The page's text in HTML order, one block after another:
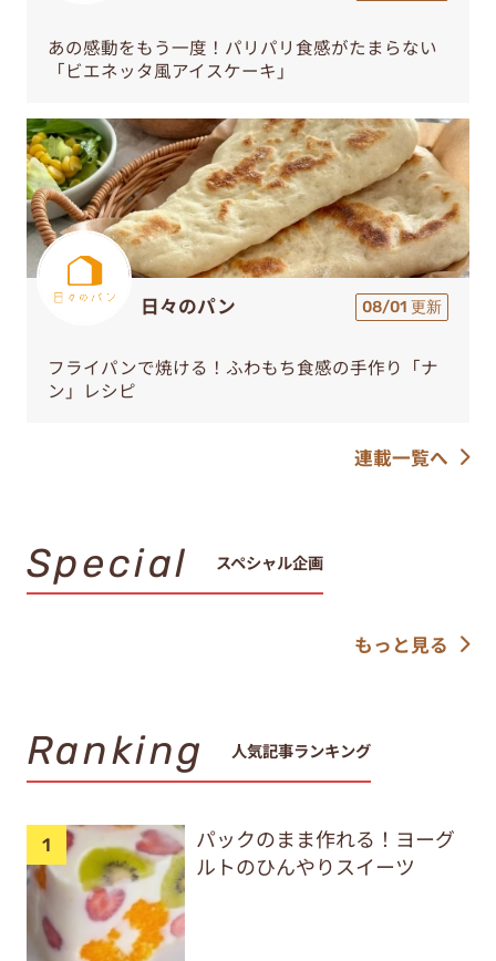
あの感動をもう一度！パリパリ食感がたまらない
「ビエネッタ風アイスケーキ」
日々のパン 08/01 更新
フライパンで焼ける！ふわもち食感の手作り「ナ
ン」レシピ
連載一覧へ
Special スペシャル企画
もっと見る
Ranking 人気記事ランキング
パックのまま作れる！ヨーグ
ルトのひんやりスイーツ